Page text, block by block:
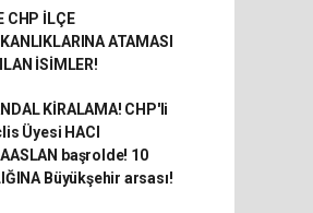
CHP İLÇE
ATAMASI
İSİMLER!
KİRALAMA! CHP'li
Üyesi HACI
başrolde! 10
Büyükşehir arsası!